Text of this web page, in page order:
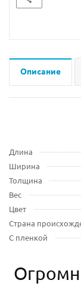
Описание
Длина
Ширина
Толщина
Вес
Цвет
Страна
С пленкой